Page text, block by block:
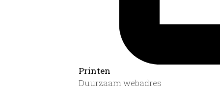
Printen
Duurzaam webadres